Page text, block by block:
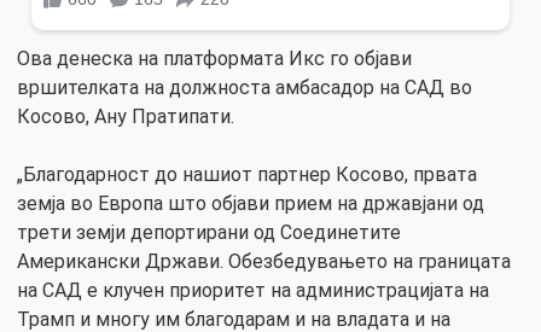
Ова денеска на платформата Икс го објави
вршителката на должноста амбасадор на САД во
Косово, Ану Пратипати.
„Благодарност до нашиот партнер Косово, првата
земја во Европа што објави прием на државјани од
трети земји депортирани од Соединетите
Американски Држави. Обезбедувањето на границата
на САД е клучен приоритет на администрацијата на
Трамп и многу им благодарам и на владата и на